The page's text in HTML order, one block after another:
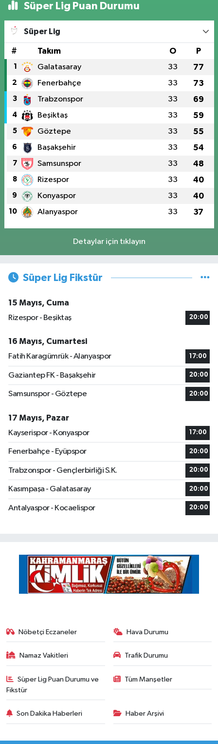
Süper Lig Puan Durumu
Süper Lig
# Takım O P
1 Galatasaray 33 77
2 Fenerbahçe 33 73
3 Trabzonspor 33 69
4 Beşiktaş 33 59
5 Göztepe 33 55
6 Başakşehir 33 54
7 Samsunspor 33 48
8 Rizespor 33 40
9 Konyaspor 33 40
10 Alanyaspor 33 37
Detaylar için tıklayın
Süper Lig Fikstür
15 Mayıs, Cuma
Rizespor - Beşiktaş
20:00
16 Mayıs, Cumartesi
Fatih Karagümrük - Alanyaspor
17:00
Gaziantep FK - Başakşehir 20:00
Samsunspor - Göztepe 20:00
17 Mayıs, Pazar
Kayserispor - Konyaspor
17:00
Fenerbahçe - Eyüpspor 20:00
Trabzonspor - Gençlerbirliği S.K. 20:00
Kasımpaşa - Galatasaray 20:00
Antalyaspor - Kocaelispor 20:00
Nöbetçi Eczaneler Hava Durumu
Namaz Vakitleri Trafik Durumu
Süper Lig Puan Durumu ve
Fikstür
Tüm Manşetler
Son Dakika Haberleri Haber Arşivi